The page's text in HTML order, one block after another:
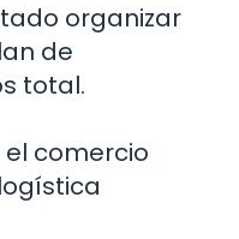
organizar
de
total.
comercio